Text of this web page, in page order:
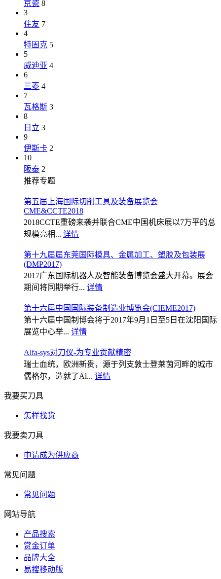
京瓷 8
3
住友 7
4
特固克 5
5
威迪亚 4
6
三菱 4
7
瓦格斯 3
8
日立 3
9
伊斯卡 2
10
阪泰 2
推荐专题
第五届上海国际切削工具及装备展览会
CME&CCTE2018
2018CCTE重磅来袭并联合CME中国机床展以7万平的总
规模亮相... 详情
第十九届届东莞国际模具、金属加工、塑胶及包装展
(DMP2017)
2017广东国际机器人及智能装备博览会盛大开幕。展会
期间将同期举行... 详情
第十六届中国国际装备制造业博览会(CIEME2017)
第十六届中国制博会将于2017年9月1日至5日在沈阳国际
展览中心举... 详情
Alfa-sys对刀仪-为专业贡献精密
瑞士血统，欧洲新贵，源于列支敦士登莱茵河畔的城市
儒格尔，造就了Al... 详情
我要买刀具
怎样找货
我要卖刀具
申请成为供应商
常见问题
常见问题
网站导航
产品搜索
赏金订单
品牌大全
易搜移动版